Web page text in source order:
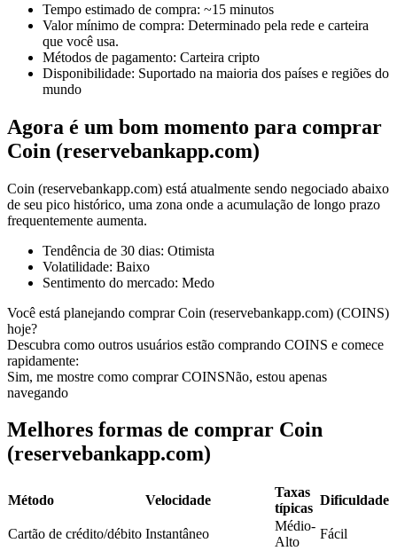
TradFi
Derivativos de ações, câmbio, metais preciosos e commodities
Futuros usando USDC como garantia
Copiar Trading
Tempo estimado de compra: ~15 minutos
Valor mínimo de compra: Determinado pela rede e carteira
que você usa.
Métodos de pagamento: Carteira cripto
Disponibilidade: Suportado na maioria dos países e regiões do
mundo
Agora é um bom momento para comprar
Coin (reservebankapp.com)
Coin (reservebankapp.com) está atualmente sendo negociado abaixo
de seu pico histórico, uma zona onde a acumulação de longo prazo
frequentemente aumenta.
Tendência de 30 dias: Otimista
Volatilidade: Baixo
Sentimento do mercado: Medo
Você está planejando comprar Coin (reservebankapp.com) (COINS)
hoje?
Descubra como outros usuários estão comprando COINS e comece
rapidamente:
Sim, me mostre como comprar COINSNão, estou apenas
navegando
Melhores formas de comprar Coin
(reservebankapp.com)
Método Velocidade
Taxas
típicas
Dificuldade
Cartão de crédito/débito Instantâneo
Médio-
Alto
Fácil